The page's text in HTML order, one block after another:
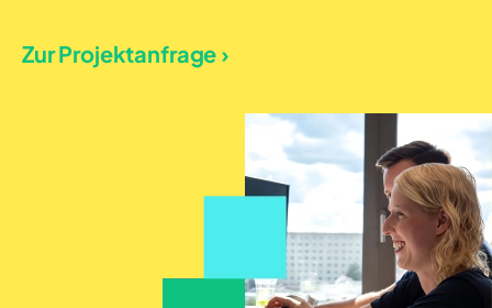
Zur Projektanfrage ›